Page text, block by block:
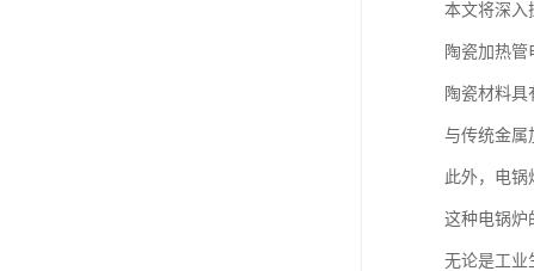
本文将深入
陶瓷加热管
陶瓷材料
与传统金属
此外，电锅
这种电锅炉
无论是工业